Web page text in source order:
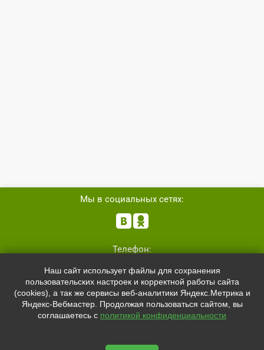
Адрес:
Телефон:
+7 (952)4829892
sale@svetled53.ru
Мы в социальных сетях:
 
Наш сайт использует файлы для сохранения
пользовательских настроек и корректной работы сайта
(cookies), а так же сервисы веб-аналитики Яндекс.Метрика и
Яндекс-Вебмастер. Продолжая пользоваться сайтом, вы
соглашаетесь с политикой конфиденциальности